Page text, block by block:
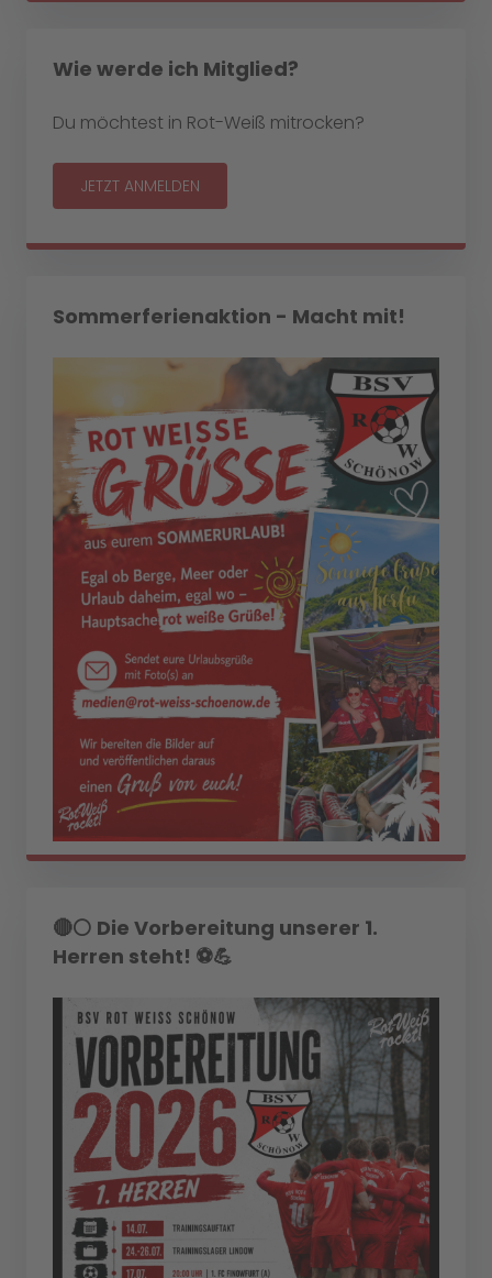
Wie werde ich Mitglied?
Du möchtest in Rot-Weiß mitrocken?
JETZT ANMELDEN
Sommerferienaktion - Macht mit!
🔴⚪ Die Vorbereitung unserer 1.
Herren steht! ⚽💪